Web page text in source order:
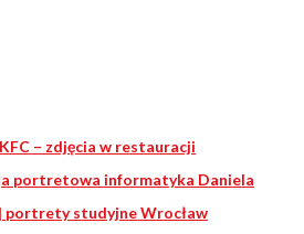
– zdjęcia w restauracji
portretowa informatyka Daniela
portrety studyjne Wrocław